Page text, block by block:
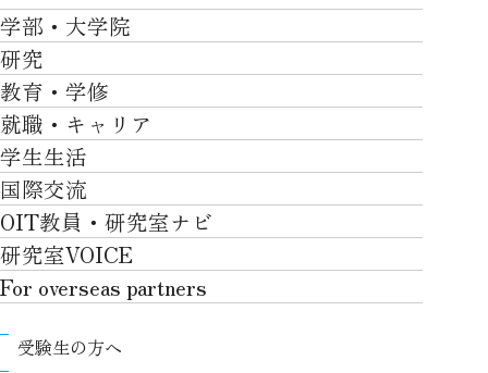
大学紹介TOP
OVER THE LIMIT
大学について
施設一覧
社会・地域・高大連携
川上村での取り組み
アクセス
ポリシー/コンプライアンス
卒業生VOICE
学部・大学院
学部・大学院TOP
工学部
ロボティクス＆デザイン工学部
情報科学部
知的財産学部
工学研究科
ロボティクス＆デザイン工学研究科
知的財産専門職大学院
研究
研究TOP
研究について
産官学連携
教育・学修
教育・学修TOP
卒業時質保証を担う独自の教育システム
自律学修
学習支援
リカレント教育プログラム
高大接続
教職課程
就職・キャリア
就職・キャリアTOP
就職サポート
キャリア形成
インターンシップ
学生生活
学生生活TOP
キャンパスライフ
課外活動
学費
奨学金
国際交流
国際交流TOP
グローバルな人材育成
国際交流プログラムについて
国際交流プログラムのサポート体制等
OIT教員・研究室ナビ
研究室VOICE
For overseas partners
About
受験生の方へ